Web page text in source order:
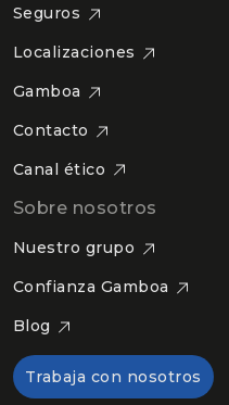
Seguros
Localizaciones
Gamboa
Contacto
Canal ético
Sobre nosotros
Nuestro grupo
Confianza Gamboa
Blog
Trabaja con nosotros